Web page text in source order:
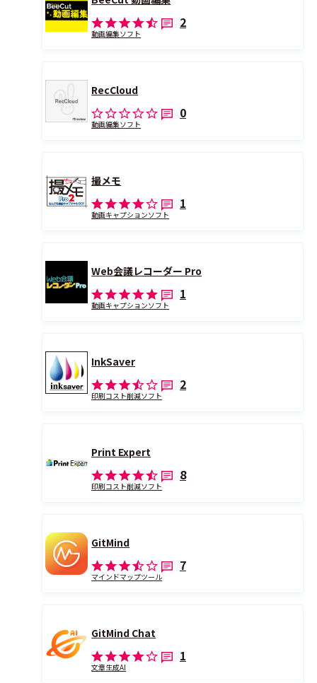
2
動画編集ソフト
RecCloud
0
動画編集ソフト
撮メモ
1
動画キャプションソフト
Web会議レコーダー Pro
1
動画キャプションソフト
InkSaver
2
印刷コスト削減ソフト
Print Expert
8
印刷コスト削減ソフト
GitMind
7
マインドマップツール
GitMind Chat
1
文章生成AI